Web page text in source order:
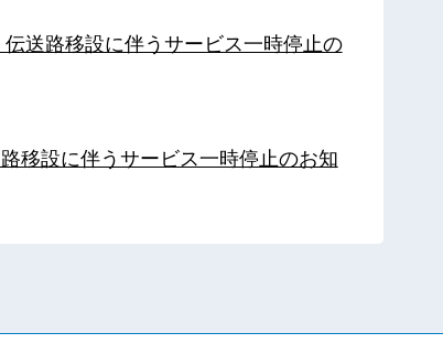
送路移設に伴うサービス一時停止の
移設に伴うサービス一時停止のお知